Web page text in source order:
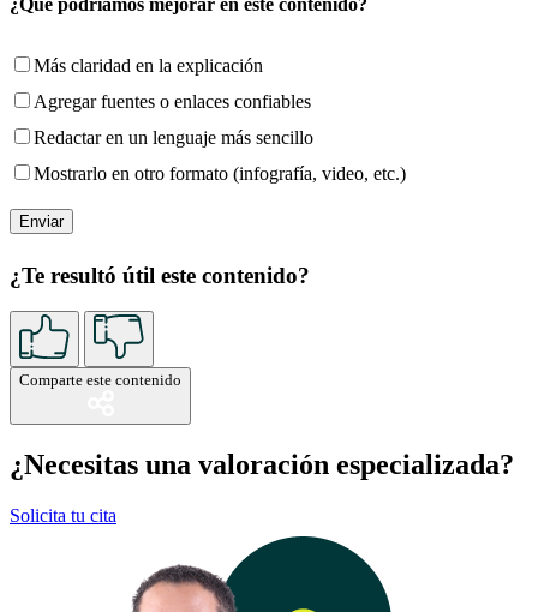
Más claridad en la explicación
Agregar fuentes o enlaces confiables
Redactar en un lenguaje más sencillo
Mostrarlo en otro formato (infografía, video, etc.)
¿Te resultó útil este contenido?
Comparte este contenido
¿Necesitas una valoración especializada?
Solicita tu cita